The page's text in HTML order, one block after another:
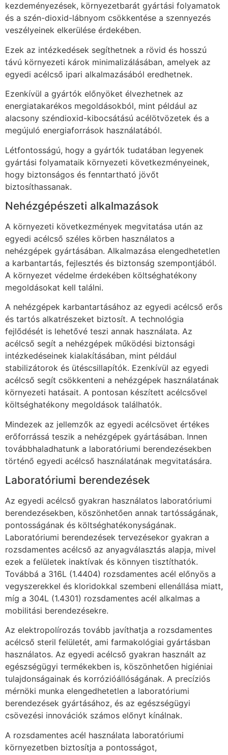
kezdeményezések, környezetbarát gyártási folyamatok
és a szén-dioxid-lábnyom csökkentése a szennyezés
veszélyeinek elkerülése érdekében.
Ezek az intézkedések segíthetnek a rövid és hosszú
távú környezeti károk minimalizálásában, amelyek az
egyedi acélcső ipari alkalmazásából eredhetnek.
Ezenkívül a gyártók előnyöket élvezhetnek az
energiatakarékos megoldásokból, mint például az
alacsony széndioxid-kibocsátású acélötvözetek és a
megújuló energiaforrások használatából.
Létfontosságú, hogy a gyártók tudatában legyenek
gyártási folyamataik környezeti következményeinek,
hogy biztonságos és fenntartható jövőt
biztosíthassanak.
Nehézgépészeti alkalmazások
A környezeti következmények megvitatása után az
egyedi acélcső széles körben használatos a
nehézgépek gyártásában. Alkalmazása elengedhetetlen
a karbantartás, fejlesztés és biztonság szempontjából.
A környezet védelme érdekében költséghatékony
megoldásokat kell találni.
A nehézgépek karbantartásához az egyedi acélcső erős
és tartós alkatrészeket biztosít. A technológia
fejlődését is lehetővé teszi annak használata. Az
acélcső segít a nehézgépek működési biztonsági
intézkedéseinek kialakításában, mint például
stabilizátorok és ütéscsillapítók. Ezenkívül az egyedi
acélcső segít csökkenteni a nehézgépek használatának
környezeti hatásait. A pontosan készített acélcsővel
költséghatékony megoldások találhatók.
Mindezek az jellemzők az egyedi acélcsövet értékes
erőforrássá teszik a nehézgépek gyártásában. Innen
továbbhaladhatunk a laboratóriumi berendezésekben
történő egyedi acélcső használatának megvitatására.
Laboratóriumi berendezések
Az egyedi acélcső gyakran használatos laboratóriumi
berendezésekben, köszönhetően annak tartósságának,
pontosságának és költséghatékonyságának.
Laboratóriumi berendezések tervezésekor gyakran a
rozsdamentes acélcső az anyagválasztás alapja, mivel
ezek a felületek inaktívak és könnyen tisztíthatók.
Továbbá a 316L (1.4404) rozsdamentes acél előnyös a
vegyszerekkel és kloridokkal szembeni ellenállása miatt,
míg a 304L (1.4301) rozsdamentes acél alkalmas a
mobilitási berendezésekre.
Az elektropolírozás tovább javíthatja a rozsdamentes
acélcső steril felületét, ami farmakológiai gyártásban
használatos. Az egyedi acélcső gyakran használt az
egészségügyi termékekben is, köszönhetően higiéniai
tulajdonságainak és korrózióállóságának. A precíziós
mérnöki munka elengedhetetlen a laboratóriumi
berendezések gyártásához, és az egészségügyi
csövezési innovációk számos előnyt kínálnak.
A rozsdamentes acél használata laboratóriumi
környezetben biztosítja a pontosságot,